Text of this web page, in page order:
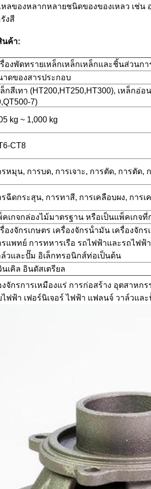
ลของหลากหลายชนิดของของเหลว เช่
งสี
นค้า:
รื่องพัดทรายเหล็กเหล็กเหล็กและชิ้นส่วนกา
าดของสารประกอบ
ล็กสีเทา (HT200,HT250,HT300), เหล็กอ่อ
7)
kg ~ 1,000 kg
CT8
รหมุน, การบด, การเจาะ, การตัด, การตัด,
รฉีดกระสุน, การทาสี, การเคลือบผง, การ
คเกจกล่องไม้มาตรฐาน หรือเป็นแพ็คเกจ
รื่องจักรเกษตร เครื่องจักรน้ํามัน เครื่องจั
รแพทย์ การทหารเรือ รถไฟฟ้าและรถไฟฟ้
ล์วและปั๊ม อิเล็กทรอนิกส์ท่อเป็นต้น
เคิล อินดัสเตรียล
จักรการเหมืองแร่ การก่อสร้าง อุตสาหก
ไฟฟ้า เฟอร์นิเจอร์ ไฟฟ้า แฟลนจ์ วาล์วแล